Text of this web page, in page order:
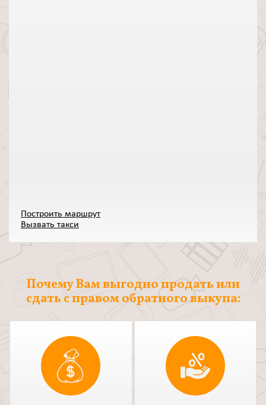
Построить маршрут
Вызвать такси
Почему Вам выгодно продать или
сдать с правом обратного выкупа: